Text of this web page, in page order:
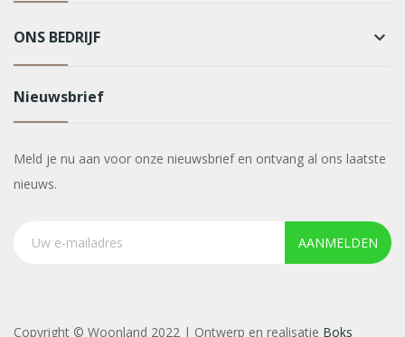
ONS BEDRIJF keyboard_arrow_down
Nieuwsbrief
Meld je nu aan voor onze nieuwsbrief en ontvang al ons laatste
nieuws.
AANMELDEN
Copyright © Woonland 2022 | Ontwerp en realisatie Boks